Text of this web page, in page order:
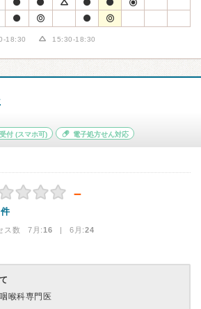
18:30 15:30-18:30
付(スマホ可) 電子処方せん対応
－
ス数 7月:16 | 6月:24
喉科専門医